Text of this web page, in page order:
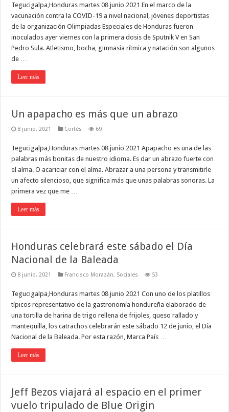
Tegucigalpa,Honduras martes 08 junio 2021 En el marco de la
vacunación contra la COVID-19 a nivel nacional, jóvenes deportistas
de la organización Olimpiadas Especiales de Honduras fueron
inoculados ayer viernes con la primera dosis de Sputnik V en San
Pedro Sula. Atletismo, bocha, gimnasia rítmica y natación son algunos
de …
Leer más
Un apapacho es más que un abrazo
8 junio, 2021 Cortés 69
Tegucigalpa,Honduras martes 08 junio 2021 Apapacho es una de las
palabras más bonitas de nuestro idioma. Es dar un abrazo fuerte con
el alma. O acariciar con el alma. Abrazar a una persona y transmitirle
un afecto silencioso, que significa más que unas palabras sonoras. La
primera vez que me …
Leer más
Honduras celebrará este sábado el Día
Nacional de la Baleada
8 junio, 2021 Francisco Morazán, Sociales 53
Tegucigalpa,Honduras martes 08 junio 2021 Con uno de los platillos
típicos representativo de la gastronomía hondureña elaborado de
una tortilla de harina de trigo rellena de frijoles, queso rallado y
mantequilla, los catrachos celebrarán este sábado 12 de junio, el Día
Nacional de la Baleada. Por esta razón, Marca País …
Leer más
Jeff Bezos viajará al espacio en el primer
vuelo tripulado de Blue Origin